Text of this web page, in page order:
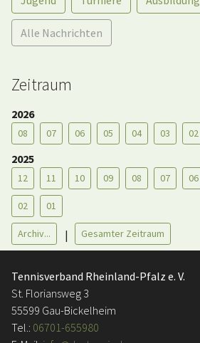
Alle Nachrichten
Zeitraum
2026
08 07 06 05 04 03 02
2025
12 11 10 09 08 07 06
02 01
Archiv... | Gesamter Zeitraum
Tennisverband Rheinland-Pfalz e. V.
St. Floriansweg 3
55599 Gau-Bickelheim
Tel.: 06701-655980